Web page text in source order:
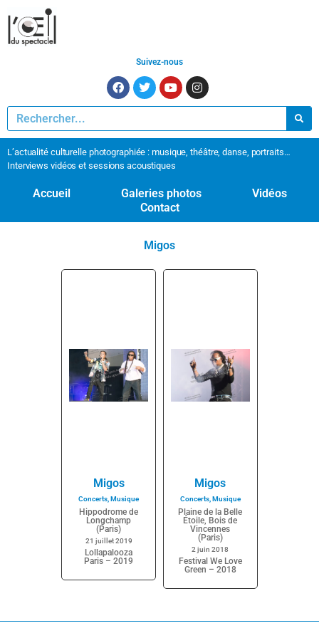
Suivez-nous
L’actualité culturelle photographiée : musique, théâtre, danse, portraits…
Interviews vidéos et sessions acoustiques
Accueil Galeries photos
Vidéos
Contact
Migos
Migos
Concerts,Musique
Hippodrome de
Longchamp
(Paris)
21 juillet 2019
Lollapalooza
Paris – 2019
Migos
Concerts,Musique
Plaine de la Belle
Étoile, Bois de
Vincennes
(Paris)
2 juin 2018
Festival We Love
Green – 2018